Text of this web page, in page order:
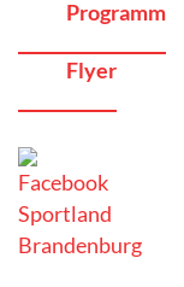
Programm
Flyer